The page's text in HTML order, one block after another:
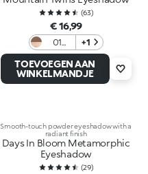
(63)
€ 16,99
01
Cocoa
Hues
+1
TOEVOEGEN AAN
WINKELMANDJE
Smooth-touch powder eyeshadow with a
radiant finish
Days In Bloom Metamorphic
Eyeshadow
(29)